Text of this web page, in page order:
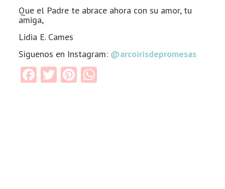
Que el Padre te abrace ahora con su amor, tu
amiga,
Lidia E. Cames
Síguenos en Instagram: @arcoirisdepromesas
Facebook
TwitterPinterest
WhatsApp